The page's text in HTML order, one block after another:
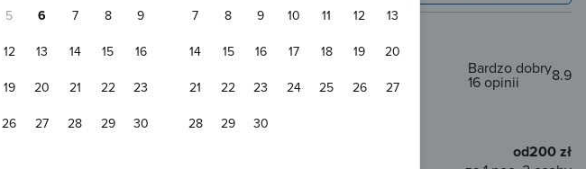
5 6 7 8
9
12 13 14 15
16
19 20 21 22
23
26 27 28 29
30
7
8 9 10 11 12
13
14
15 16 17 18 19
20
21
22 23 24 25 26
27
28
29 30
Ośrodek Wypoczynkowy Zawoja
8.9
Bardzo dobry
16 opinii
parking
WiFi
od200 zł